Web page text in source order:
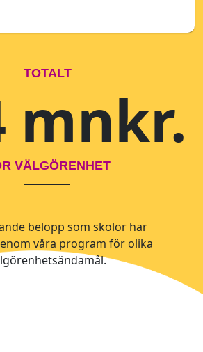
TOTALT
mnkr.
VÄLGÖRENHET
belopp som skolor har
våra program för olika